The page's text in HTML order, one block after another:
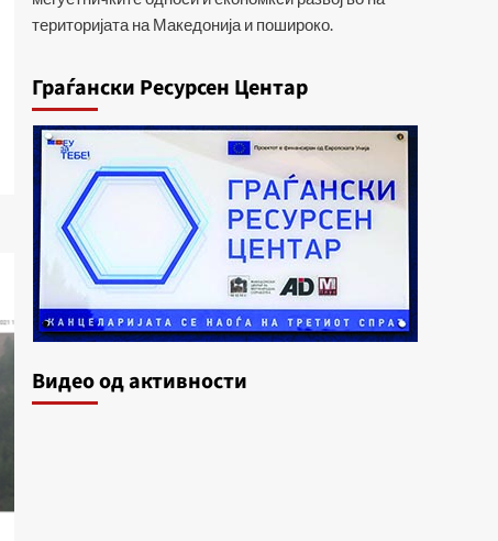
територијата на Македонија и пошироко.
Граѓански Ресурсен Центар
Видеo од активности